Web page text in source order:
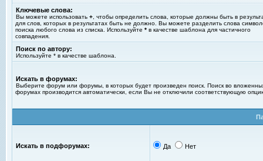
Ключевые слова:
Вы можете использовать + , чтобы определить слова, которые должны быть в
для слов, которых в результатах быть не должно. Вы можете разделить слова
поиска любого слова из списка. Используйте * в качестве шаблона для частичного
совпадения.
Поиск по автору:
Используйте * в качестве шаблона.
Искать в форумах:
Выберите форум или форумы, в которых будет произведен поиск. Поиск во
форумах производится автоматически, если Вы не отключили соответствующую
Искать в подфорумах: Да Нет